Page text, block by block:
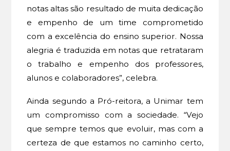
notas altas são resultado de muita dedicação
e empenho de um time comprometido
com a excelência do ensino superior. Nossa
alegria é traduzida em notas que retrataram
o trabalho e empenho dos professores,
alunos e colaboradores”, celebra.
Ainda segundo a Pró-reitora, a Unimar tem
um compromisso com a sociedade. “Vejo
que sempre temos que evoluir, mas com a
certeza de que estamos no caminho certo,